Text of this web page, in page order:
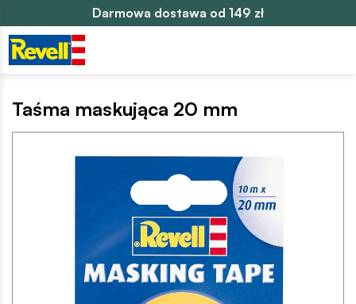
Darmowa dostawa od 149 zł
Taśma maskująca 20 mm